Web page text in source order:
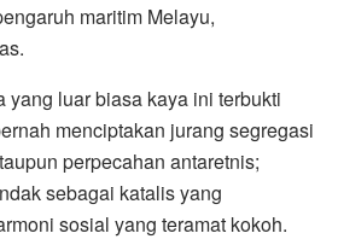
maritim Melayu,
yang luar biasa kaya ini terbukti
menciptakan jurang segregasi
perpecahan antaretnis;
sebagai katalis yang
sosial yang teramat kokoh.